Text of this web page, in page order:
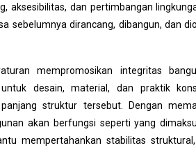
aksesibilitas, dan pertimbangan
sebelumnya dirancang, dibangun, dan
mempromosikan integritas
desain, material, dan praktik
struktur tersebut. Dengan
akan berfungsi seperti yang
mempertahankan stabilitas